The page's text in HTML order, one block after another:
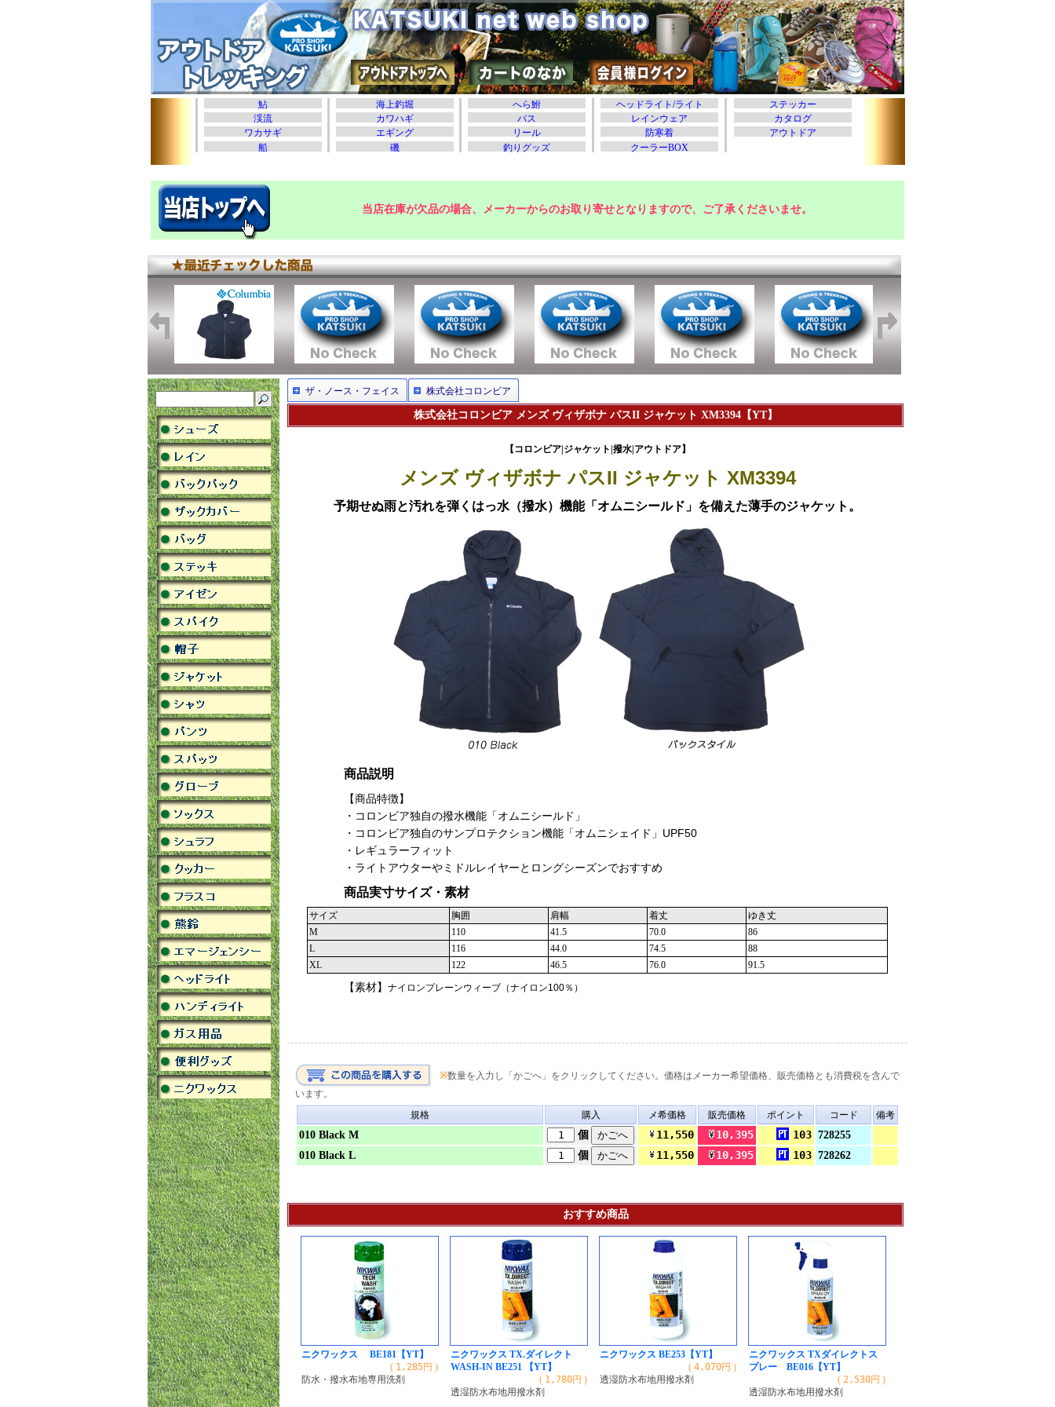
当店在庫が欠品の場合、メーカーからのお取り寄せとなりますので、ご了承くださいませ。
ザ・ノース・フェイス 株式会社コロンビア
株式会社コロンビア メンズ ヴィザボナ パスII ジャケット XM3394【YT】
【コロンビア|ジャケット|撥水|アウトドア】
メンズ ヴィザボナ パスII ジャケット XM3394
予期せぬ雨と汚れを弾くはっ水（撥水）機能「オムニシールド」を備えた薄手のジャケット。
商品説明
【商品特徴】
・コロンビア独自の撥水機能「オムニシールド」
・コロンビア独自のサンプロテクション機能「オムニシェイド」UPF50
・レギュラーフィット
・ライトアウターやミドルレイヤーとロングシーズンでおすすめ
商品実寸サイズ・素材
サイズ 胸囲 肩幅 着丈
ゆき丈
M
110 41.5 70.0
86
L
116 44.0 74.5
88
XL
122 46.5 76.0 91.5
【素材】 ナイロンプレーンウィーブ（ナイロン100％）
※数量を入力し「かごへ」をクリックしてください。価格はメーカー希望価格、販売価格とも消費税を含んで
います。
規格
購入 メ希価格 販売価格 ポイント コード 備考
010 Black M 個 11,550 10,395 103 728255
010 Black L
個 11,550 10,395 103 728262
おすすめ商品
ニクワックス BE181【YT】
( 1,285円 )
防水・撥水布地専用洗剤
ニクワックス TX.ダイレクト
WASH-IN BE251 【YT】
( 1,780円 )
透湿防水布地用撥水剤
ニクワックス BE253【YT】
( 4,070円 )
透湿防水布地用撥水剤
ニクワックス TXダイレクトス
プレー BE016【YT】
( 2,530円 )
透湿防水布地用撥水剤